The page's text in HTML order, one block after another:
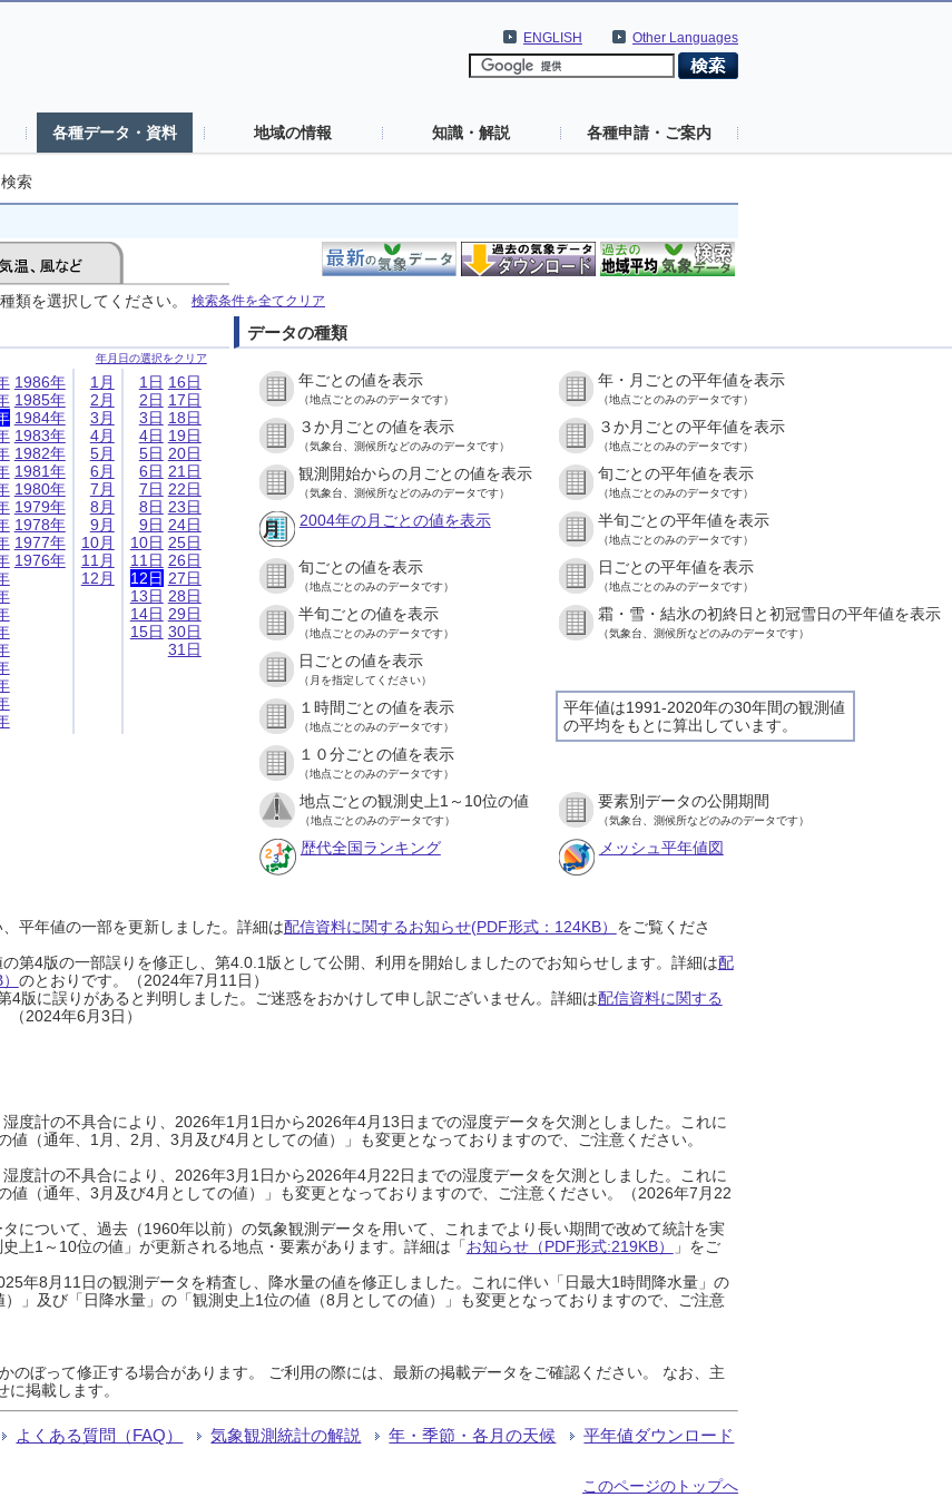
Other Languages
ENGLISH
各種データ・資料 地域の情報 知識・解説 各種申請・ご案内
索
類を選択してください。 検索条件を全てクリア
年月日の選択をクリア
1986年
1985年
1984年
1983年
1982年
1981年
1980年
1979年
1978年
1977年
1976年
1月
2月
3月
4月
5月
6月
7月
8月
9月
10月
11月
12月
1日
2日
3日
4日
5日
6日
7日
8日
9日
10日
11日
12日
13日
14日
15日
16日
17日
18日
19日
20日
21日
22日
23日
24日
25日
26日
27日
28日
29日
30日
31日
データの種類
年ごとの値を表示
（地点ごとのみのデータです）
年・月ごとの平年値を表示
（地点ごとのみのデータです）
３か月ごとの値を表示
（気象台、測候所などのみのデータです）
３か月ごとの平年値を表示
（地点ごとのみのデータです）
観測開始からの月ごとの値を表示
（気象台、測候所などのみのデータです）
旬ごとの平年値を表示
（地点ごとのみのデータです）
2004年の月ごとの値を表示 半旬ごとの平年値を表示
（地点ごとのみのデータです）
旬ごとの値を表示
（地点ごとのみのデータです）
日ごとの平年値を表示
（地点ごとのみのデータです）
半旬ごとの値を表示
（地点ごとのみのデータです）
霜・雪・結氷の初終日と初冠雪日の平年値を表示
（気象台、測候所などのみのデータです）
日ごとの値を表示
（月を指定してください）
平年値は1991-2020年の30年間の観測値
の平均をもとに算出しています。
１時間ごとの値を表示
（地点ごとのみのデータです）
１０分ごとの値を表示
（地点ごとのみのデータです）
地点ごとの観測史上1～10位の値
（地点ごとのみのデータです）
要素別データの公開期間
（気象台、測候所などのみのデータです）
歴代全国ランキング メッシュ平年値図
平年値の一部を更新しました。詳細は配信資料に関するお知らせ(PDF形式：124KB） をご覧くださ
第4版の一部誤りを修正し、第4.0.1版として公開、利用を開始しましたのでお知らせします。詳細は配
のとおりです。（2024年7月11日）
4版に誤りがあると判明しました。ご迷惑をおかけして申し訳ございません。詳細は配信資料に関する
（2024年6月3日）
度計の不具合により、2026年1月1日から2026年4月13日までの湿度データを欠測としました。これに
（通年、1月、2月、3月及び4月としての値）」も変更となっておりますので、ご注意ください。
度計の不具合により、2026年3月1日から2026年4月22日までの湿度データを欠測としました。これに
値（通年、3月及び4月としての値）」も変更となっておりますので、ご注意ください。（2026年7月22
について、過去（1960年以前）の気象観測データを用いて、これまでより長い期間で改めて統計を実
上1～10位の値」が更新される地点・要素があります。詳細は「お知らせ（PDF形式:219KB）
」をご
年8月11日の観測データを精査し、降水量の値を修正しました。これに伴い「日最大1時間降水量」の
）」及び「日降水量」の「観測史上1位の値（8月としての値）」も変更となっておりますので、ご注意
のぼって修正する場合があります。 ご利用の際には、最新の掲載データをご確認ください。 なお、主
掲載します。
よくある質問（FAQ） 気象観測統計の解説 年・季節・各月の天候 平年値ダウンロード
このページのトップへ